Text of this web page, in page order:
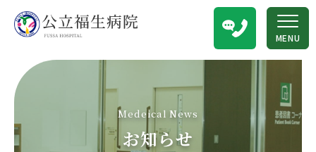
MENU
Medeical News
お知らせ